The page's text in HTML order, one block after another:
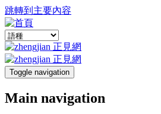
跳轉到主要內容
Toggle navigation
Main navigation